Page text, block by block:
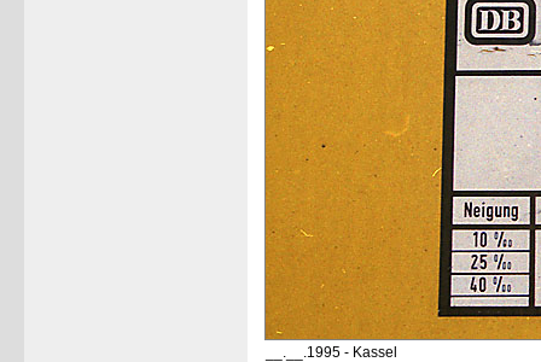
__.__.1995 - Kassel